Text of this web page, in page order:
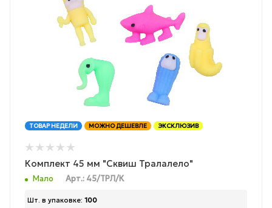
ТОВАР НЕДЕЛИ МОЖНО ДЕШЕВЛЕ ЭКСКЛЮЗИВ
Комплект 45 мм "Сквиш Тралалело"
Мало Арт.: 45/ТРЛ/К
Шт. в упаковке: 100